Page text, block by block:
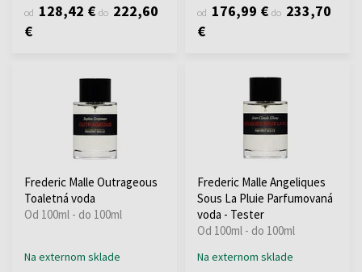
od 128,42 € do 222,60
€
od 176,99 € do 233,70
€
Frederic Malle Outrageous
Toaletná voda
Od 100ml - do 100ml
Na externom sklade
Frederic Malle Angeliques
Sous La Pluie Parfumovaná
voda - Tester
Od 100ml - do 100ml
Na externom sklade